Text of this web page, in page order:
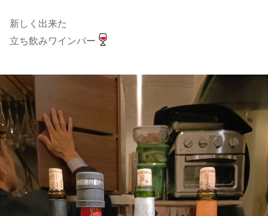
新しく出来た
立ち飲みワインバー